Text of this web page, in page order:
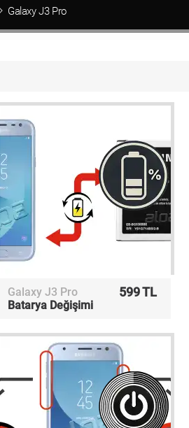
Galaxy J3 Pro
Galaxy J3 Pro 599 TL
Batarya Değişimi